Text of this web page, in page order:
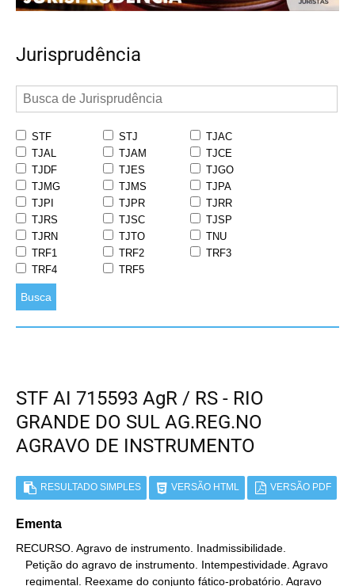
Jurisprudência
STF STJ
TJAC
TJAL
TJAM
TJCE
TJDF
TJES
TJGO
TJMG
TJMS
TJPA
TJPI
TJPR
TJRR
TJRS
TJSC
TJSP
TJRN
TJTO
TNU
TRF1
TRF2
TRF3
TRF4
TRF5
Busca
STF AI 715593 AgR / RS - RIO
GRANDE DO SUL AG.REG.NO
AGRAVO DE INSTRUMENTO
RESULTADO SIMPLES VERSÃO HTML VERSÃO PDF
Ementa
RECURSO. Agravo de instrumento. Inadmissibilidade.